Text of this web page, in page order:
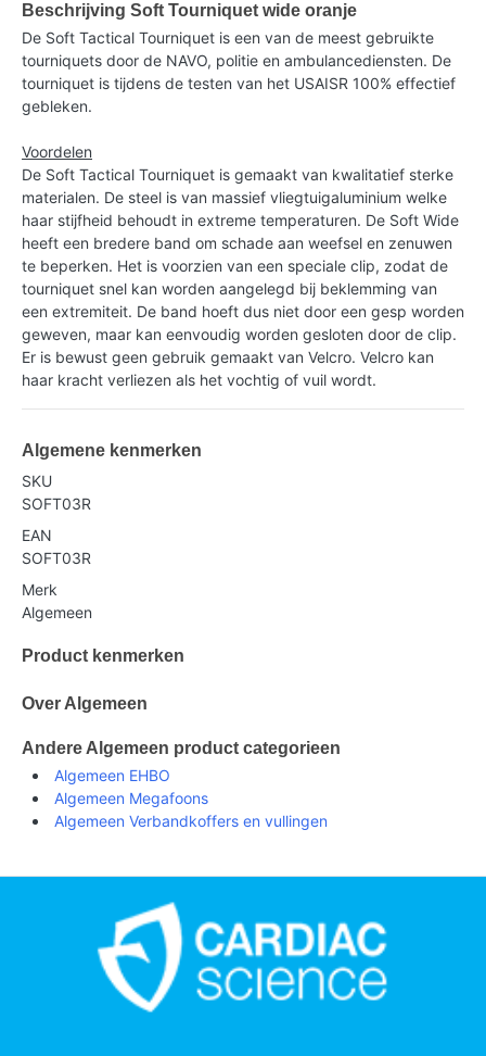
Beschrijving Soft Tourniquet wide oranje
De Soft Tactical Tourniquet is een van de meest gebruikte
tourniquets door de NAVO, politie en ambulancediensten. De
tourniquet is tijdens de testen van het USAISR 100% effectief
gebleken.
Voordelen
De Soft Tactical Tourniquet is gemaakt van kwalitatief sterke
materialen. De steel is van massief vliegtuigaluminium welke
haar stijfheid behoudt in extreme temperaturen. De Soft Wide
heeft een bredere band om schade aan weefsel en zenuwen
te beperken. Het is voorzien van een speciale clip, zodat de
tourniquet snel kan worden aangelegd bij beklemming van
een extremiteit. De band hoeft dus niet door een gesp worden
geweven, maar kan eenvoudig worden gesloten door de clip.
Er is bewust geen gebruik gemaakt van Velcro. Velcro kan
haar kracht verliezen als het vochtig of vuil wordt.
Algemene kenmerken
SKU
SOFT03R
EAN
SOFT03R
Merk
Algemeen
Product kenmerken
Over Algemeen
Andere Algemeen product categorieen
Algemeen EHBO
Algemeen Megafoons
Algemeen Verbandkoffers en vullingen